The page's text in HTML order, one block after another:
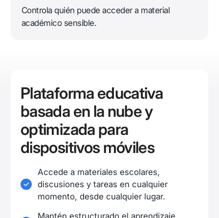
Controla quién puede acceder a material
académico sensible.
Plataforma educativa
basada en la nube y
optimizada para
dispositivos móviles
Accede a materiales escolares,
discusiones y tareas en cualquier
momento, desde cualquier lugar.
Mantén estructurado el aprendizaje,